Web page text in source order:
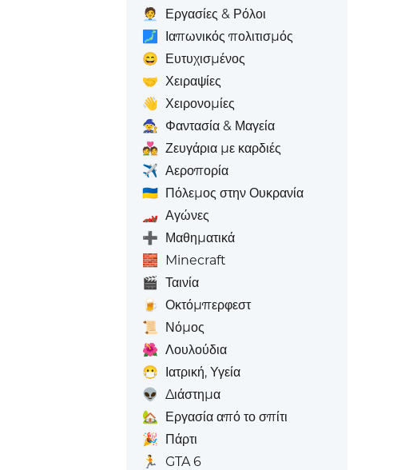
🧑‍💼
Εργασίες & Ρόλοι
🗾
Ιαπωνικός πολιτισμός
😄 Ευτυχισμένος
🤝 Χειραψίες
👋 Χειρονομίες
🧙 Φαντασία & Μαγεία
💑 Ζευγάρια με καρδιές
✈️ Αεροπορία
🇺🇦 Πόλεμος στην Ουκρανία
🏎️ Αγώνες
➕ Μαθηματικά
🧱 Minecraft
🎬 Ταινία
🍺 Οκτόμπερφεστ
📜
Νόμος
🌺 Λουλούδια
😷 Ιατρική, Υγεία
👽 Διάστημα
🏡
Εργασία από το σπίτι
🎉 Πάρτι
🏃
GTA 6